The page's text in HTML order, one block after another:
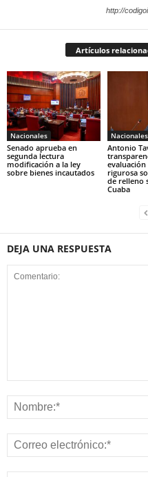
http://
Artículos
Nacionales
Senado aprueba en
segunda lectura
modificación a la ley
sobre bienes incautados
Nacionales
Antonio
evaluación
rigurosa
de relleno
Cuaba
DEJA UNA RESPUESTA